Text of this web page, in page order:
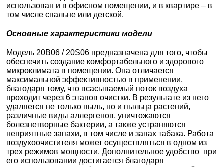
использован и в офисном помещении, и в квартире – в
том числе спальне или детской.
Основные характеристики модели
Модель 20B06 / 20S06 предназначена для того, чтобы
обеспечить создание комфортабельного и здорового
микроклимата в помещении. Она отличается
максимальной эффективностью в применении,
благодаря тому, что всасываемый поток воздуха
проходит через 6 этапов очистки. В результате из него
удаляется не только пыль, но и пыльца растений,
различные виды аллергенов, уничтожаются
болезнетворные бактерии, а также устраняются
неприятные запахи, в том числе и запах табака. Работа
воздухоочистителя может осуществляться в одном из
трех режимов мощности. Дополнительное удобство при
его использовании достигается благодаря